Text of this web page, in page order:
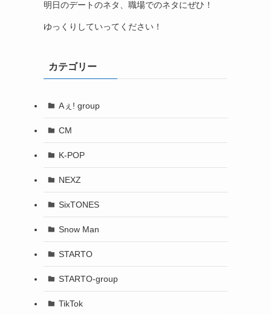
明日のデートのネタ、職場でのネタにぜひ！
ゆっくりしていってください！
カテゴリー
Aぇ! group
CM
K-POP
NEXZ
SixTONES
Snow Man
STARTO
STARTO-group
TikTok